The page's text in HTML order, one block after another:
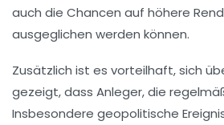
auch die Chancen auf höhere
ausgeglichen werden können.
Zusätzlich ist es vorteilhaft, sich
gezeigt, dass Anleger, die
Insbesondere geopolitische